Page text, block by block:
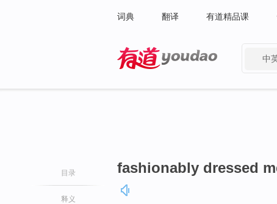
词典 翻译 有道精品课
中
目录
释义
fashionably dressed